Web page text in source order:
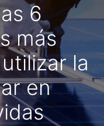
6
más
la
en